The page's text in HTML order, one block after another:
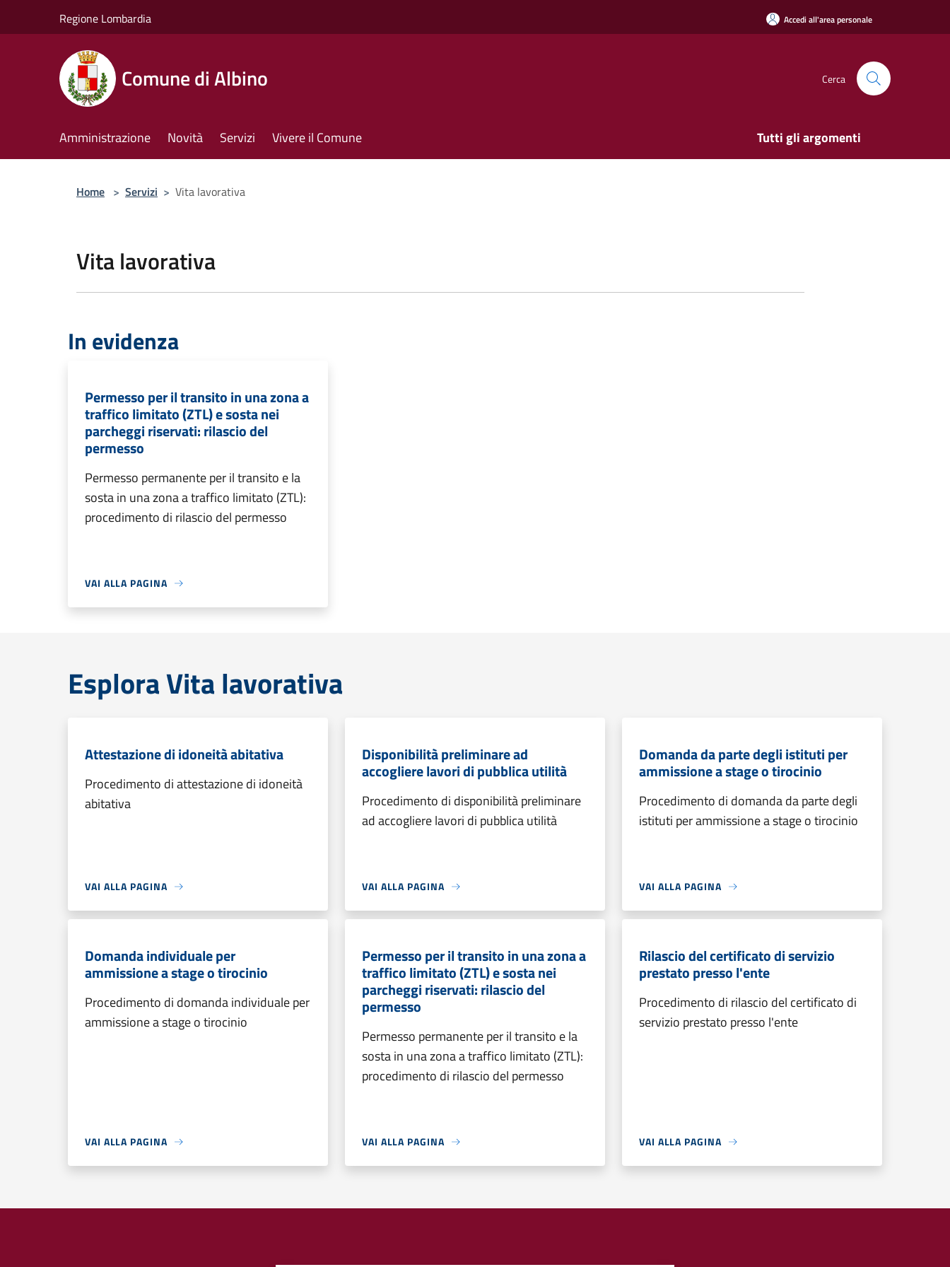
Regione Lombardia Accedi all'area personale
Comune di Albino Cerca
Amministrazione Novità Servizi Vivere il Comune Tutti gli argomenti
Home > Servizi > Vita lavorativa
Vita lavorativa
In evidenza
Permesso per il transito in una zona a
traffico limitato (ZTL) e sosta nei
parcheggi riservati: rilascio del
permesso
Permesso permanente per il transito e la
sosta in una zona a traffico limitato (ZTL):
procedimento di rilascio del permesso
VAI ALLA PAGINA
Esplora Vita lavorativa
Attestazione di idoneità abitativa
Procedimento di attestazione di idoneità
abitativa
VAI ALLA PAGINA
Disponibilità preliminare ad
accogliere lavori di pubblica utilità
Procedimento di disponibilità preliminare
ad accogliere lavori di pubblica utilità
VAI ALLA PAGINA
Domanda da parte degli istituti per
ammissione a stage o tirocinio
Procedimento di domanda da parte degli
istituti per ammissione a stage o tirocinio
VAI ALLA PAGINA
Domanda individuale per
ammissione a stage o tirocinio
Procedimento di domanda individuale per
ammissione a stage o tirocinio
VAI ALLA PAGINA
Permesso per il transito in una zona a
traffico limitato (ZTL) e sosta nei
parcheggi riservati: rilascio del
permesso
Permesso permanente per il transito e la
sosta in una zona a traffico limitato (ZTL):
procedimento di rilascio del permesso
VAI ALLA PAGINA
Rilascio del certificato di servizio
prestato presso l'ente
Procedimento di rilascio del certificato di
servizio prestato presso l'ente
VAI ALLA PAGINA